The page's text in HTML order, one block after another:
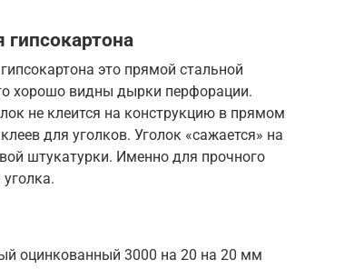
это прямой стальной
хорошо видны дырки перфорации.
не клеится на конструкцию в прямом
для уголков. Уголок «сажается» на
штукатурки. Именно для прочного
оцинкованный 3000 на 20 на 20 мм